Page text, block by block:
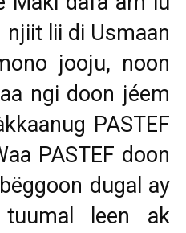
njiit lii di Usmaan
jooju, noon
ngi doon jéem
PASTEF
PASTEF doon
dugal ay
tuumal leen ak